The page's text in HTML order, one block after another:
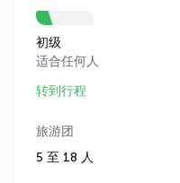
初级
适合任何人
转到行程
旅游团
5 至 18 人